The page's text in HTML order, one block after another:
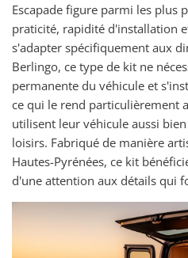
Escapade figure parmi les plus
praticité, rapidité d'installation
s'adapter spécifiquement aux
Berlingo, ce type de kit ne
permanente du véhicule et
ce qui le rend particulièrement
utilisent leur véhicule aussi
loisirs. Fabriqué de manière
Hautes-Pyrénées, ce kit
d'une attention aux détails qui